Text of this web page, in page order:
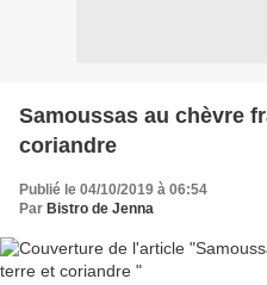
Samoussas au chèvre
coriandre
Publié le 04/10/2019 à 06:54
Par Bistro de Jenna